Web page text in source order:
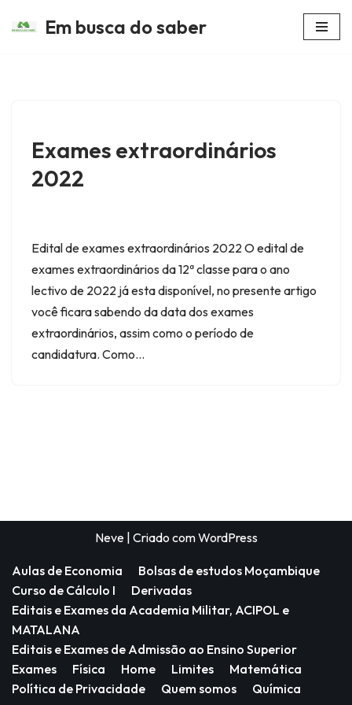
Em busca do saber
Exames extraordinários
2022
Edital de exames extraordinários 2022 O edital de
exames extraordinários da 12ª classe para o ano
lectivo de 2022 já esta disponível, no presente artigo
você ficara sabendo da data dos exames
extraordinários, assim como o período de
candidatura. Como…
Neve| Criado comWordPress
Aulas de Economia
Bolsas de estudos Moçambique
Curso de Cálculo I
Derivadas
Editais e Exames da Academia Militar, ACIPOL e
MATALANA
Editais e Exames de Admissão ao Ensino Superior
Exames
Física Home Limites
Matemática
Política de Privacidade
Quem somos Química